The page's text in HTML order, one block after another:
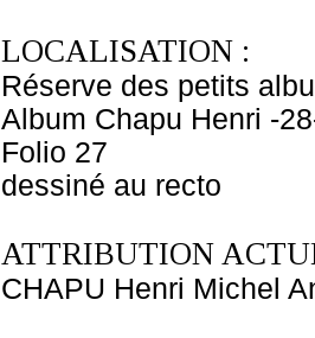
LOCALISATION :
Réserve des petits
Album Chapu Henri -
Folio 27
dessiné au recto
ATTRIBUTION
CHAPU Henri Michel